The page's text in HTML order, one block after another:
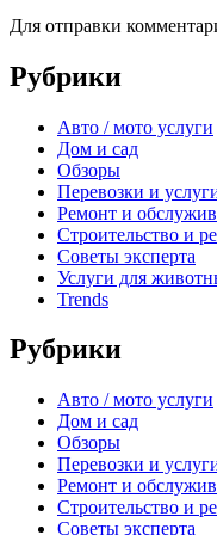
Для отправки
Рубрики
Авто / мото услуги
Дом и сад
Обзоры
Перевозки и
Ремонт и
Строительство и
Советы эксперта
Услуги для
Trends
Рубрики
Авто / мото услуги
Дом и сад
Обзоры
Перевозки и
Ремонт и
Строительство и
Советы эксперта